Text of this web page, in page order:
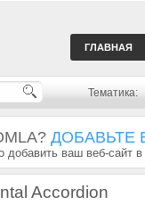
ГЛАВНАЯ
Тематика:
ДОБАВЬТЕ
добавить ваш веб-сайт
Accordion